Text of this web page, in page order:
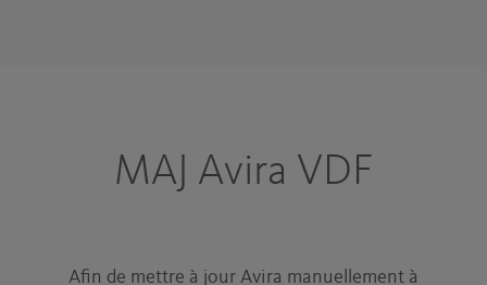
MAJ Avira VDF
Afin de mettre à jour Avira manuellement à